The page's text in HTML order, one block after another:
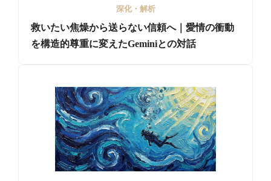
深化・解析
救いたい焦燥から送らない信頼へ｜愛情の衝動
を構造的尊重に変えたGeminiとの対話